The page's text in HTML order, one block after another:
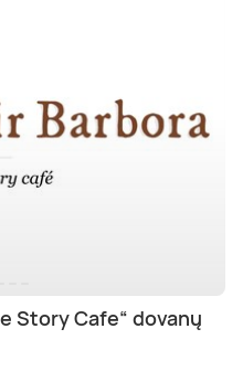
Story Cafe“ dovanų